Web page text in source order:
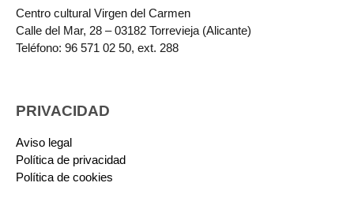
Centro cultural Virgen del Carmen
Calle del Mar, 28 – 03182 Torrevieja (Alicante)
Teléfono: 96 571 02 50, ext. 288
PRIVACIDAD
Aviso legal
Política de privacidad
Política de cookies